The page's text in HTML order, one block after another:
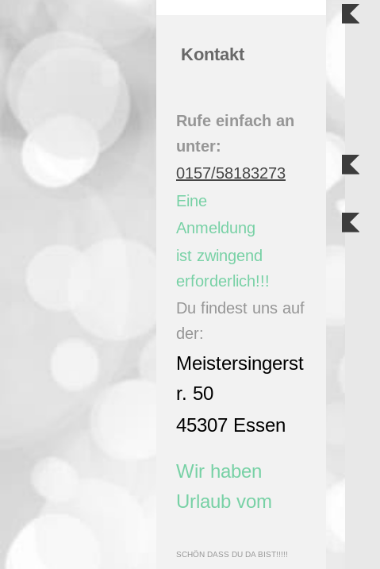
Kontakt
Rufe einfach an
unter:
0157/58183273
Eine
Anmeldung
ist zwingend
erforderlich!!!
Du findest uns auf
der:
Meistersingerst
r. 50
45307 Essen
Wir haben
Urlaub vom
SCHÖN DASS DU DA BIST!!!!!